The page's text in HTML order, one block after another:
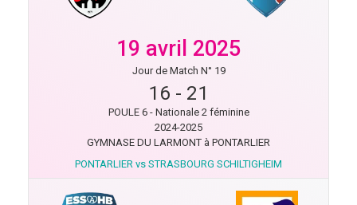
19 avril 2025
Jour de Match N° 19
16 - 21
POULE 6 - Nationale 2 féminine
2024-2025
GYMNASE DU LARMONT à PONTARLIER
PONTARLIER vs STRASBOURG SCHILTIGHEIM